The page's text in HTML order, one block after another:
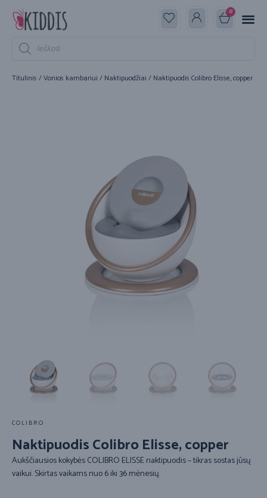
0
Titulinis /Vonios kambariui / Naktipuodžiai / Naktipuodis Colibro Elisse, copper
COLIBRO
Naktipuodis Colibro Elisse, copper
Aukščiausios kokybės COLIBRO ELISSE naktipuodis – tikras sostas jūsų
vaikui. Skirtas vaikams nuo 6 iki 36 mėnesių.